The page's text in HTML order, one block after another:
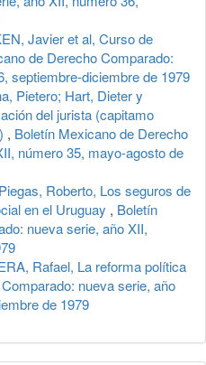
Javier et al, Curso de
de Derecho Comparado:
septiembre-diciembre de 1979
Pietero; Hart, Dieter y
del jurista (capitamo
, Boletín Mexicano de Derecho
número 35, mayo-agosto de
Roberto, Los seguros de
en el Uruguay , Boletín
nueva serie, año XII,
Rafael, La reforma política
nueva serie, año
de 1979